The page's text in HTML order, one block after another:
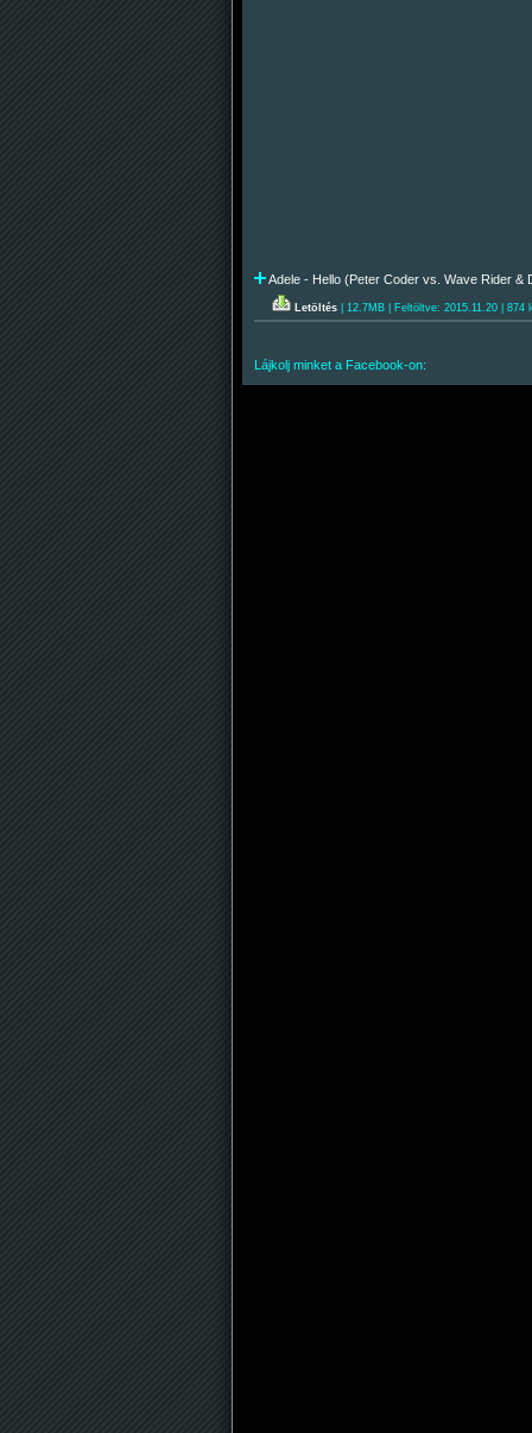
Adele - Hello (Peter Coder vs. Wave Rider &
Letöltés | 12.7MB | Feltöltve: 2015.11.20 | 874
Lájkolj minket a Facebook-on: